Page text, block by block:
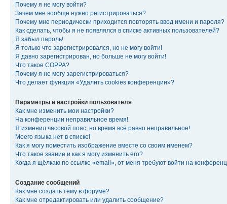
Почему я не могу войти?
Зачем мне вообще нужно регистрироваться?
Почему мне периодически приходится повторять ввод имени и пароля?
Как сделать, чтобы я не появлялся в списке активных пользователей?
Я забыл пароль!
Я только что зарегистрировался, но не могу войти!
Я давно зарегистрирован, но больше не могу войти!
Что такое COPPA?
Почему я не могу зарегистрироваться?
Что делает функция «Удалить cookies конференции»?
Параметры и настройки пользователя
Как мне изменить мои настройки?
На конференции неправильное время!
Я изменил часовой пояс, но время всё равно неправильное!
Моего языка нет в списке!
Как я могу поместить изображение вместе со своим именем?
Что такое звание и как я могу изменить его?
Когда я щёлкаю по ссылке «email», от меня требуют войти на
Создание сообщений
Как мне создать тему в форуме?
Как мне отредактировать или удалить сообщение?